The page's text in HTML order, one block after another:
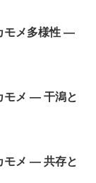
モメ多様性 ―
モメ ― 干潟と
モメ ― 共存と